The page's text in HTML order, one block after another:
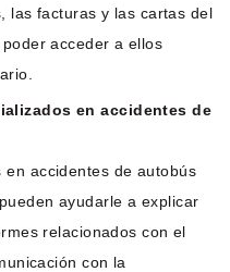
las facturas y las cartas del
acceder a ellos
en accidentes de
en accidentes de autobús
ayudarle a explicar
relacionados con el
con la